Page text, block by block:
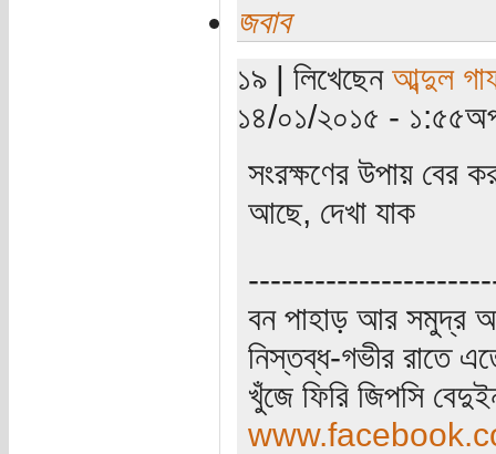
জবাব
১৯ | লিখেছেন আব্দুল
১৪/০১/২০১৫ -
সংরক্ষণের উপায় বের
আছে, দেখা যাক
বন পাহাড় আর সমুদ্র
নিস্তব্ধ-গভীর রাতে
খুঁজে ফিরি জিপসি